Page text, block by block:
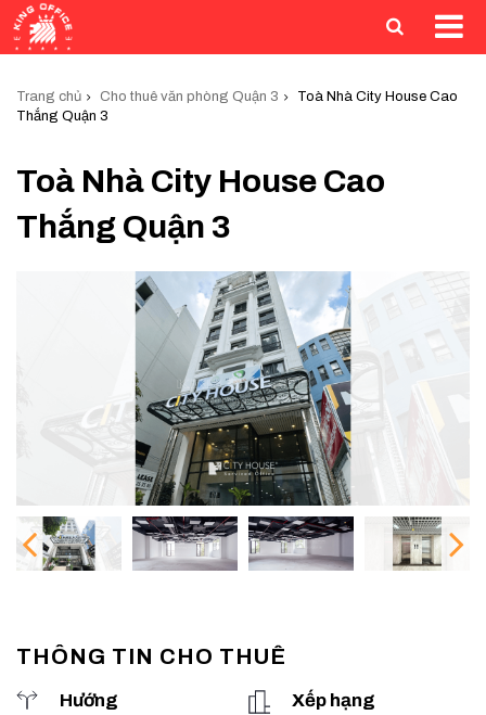
Trang chủ Cho thuê văn phòng Quận 3
Toà Nhà City House Cao
Thắng Quận 3
Toà Nhà City House Cao
Thắng Quận 3
THÔNG TIN CHO THUÊ
Hướng Xếp hạng